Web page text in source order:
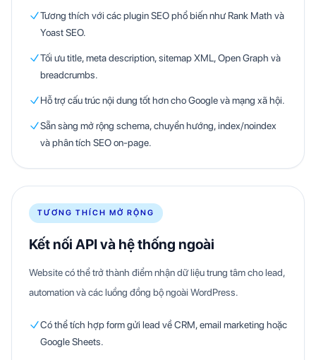
Tương thích với các plugin SEO phổ biến như Rank Math và
Yoast SEO.
Tối ưu title, meta description, sitemap XML, Open Graph và
breadcrumbs.
Hỗ trợ cấu trúc nội dung tốt hơn cho Google và mạng xã hội.
Sẵn sàng mở rộng schema, chuyển hướng, index/noindex
và phân tích SEO on-page.
TƯƠNG THÍCH MỞ RỘNG
Kết nối API và hệ thống ngoài
Website có thể trở thành điểm nhận dữ liệu trung tâm cho lead,
automation và các luồng đồng bộ ngoài WordPress.
Có thể tích hợp form gửi lead về CRM, email marketing hoặc
Google Sheets.